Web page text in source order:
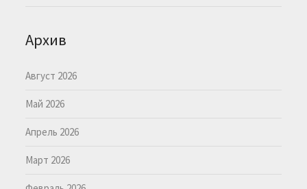
Архив
Август 2026
Май 2026
Апрель 2026
Март 2026